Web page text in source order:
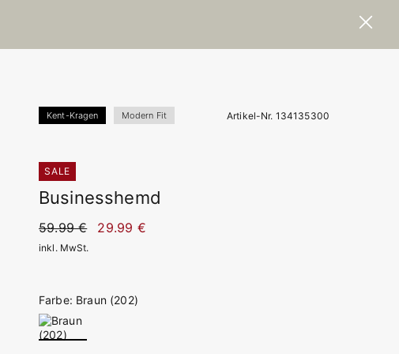
Kent-Kragen Modern Fit Artikel-Nr. 134135300
SALE
Businesshemd
59.99 € 29.99 €
inkl. MwSt.
Farbe: Braun (202)